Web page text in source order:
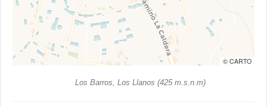
© CARTO
Los Barros, Los Llanos (425 m.s.n.m)